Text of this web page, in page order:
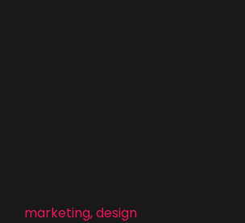
marketing, design